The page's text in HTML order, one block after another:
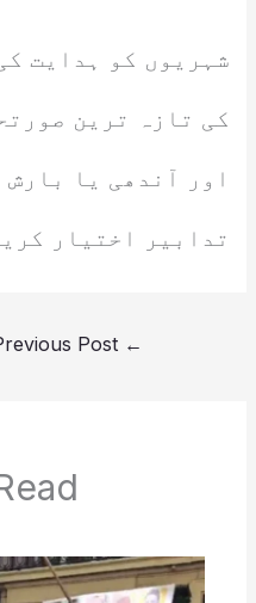
شہریوں کو ہدایت
کی تازہ ترین
اور آندھی یا
تدابیر اختیار
←